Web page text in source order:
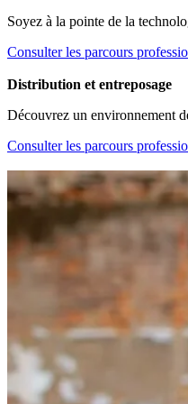
Soyez à la pointe de la
Consulter les parcours
Distribution et entreposage
Découvrez un environnement
Consulter les parcours